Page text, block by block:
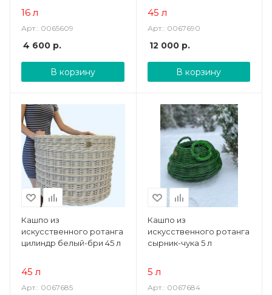
16 л
Арт.: 0065609
4 600 р.
В корзину
45 л
Арт.: 0067690
12 000р.
В корзину
Кашпо из
искусственного ротанга
цилиндр белый-бри 45 л
45 л
Арт.: 0067685
Кашпо из
искусственного ротанга
сырник-чука 5 л
5 л
Арт.: 0067684